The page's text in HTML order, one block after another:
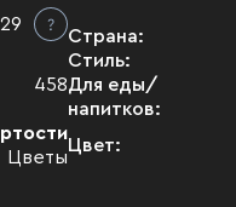
458
Цветы
Страна:
Стиль:
Для еды/
напитков:
Цвет: